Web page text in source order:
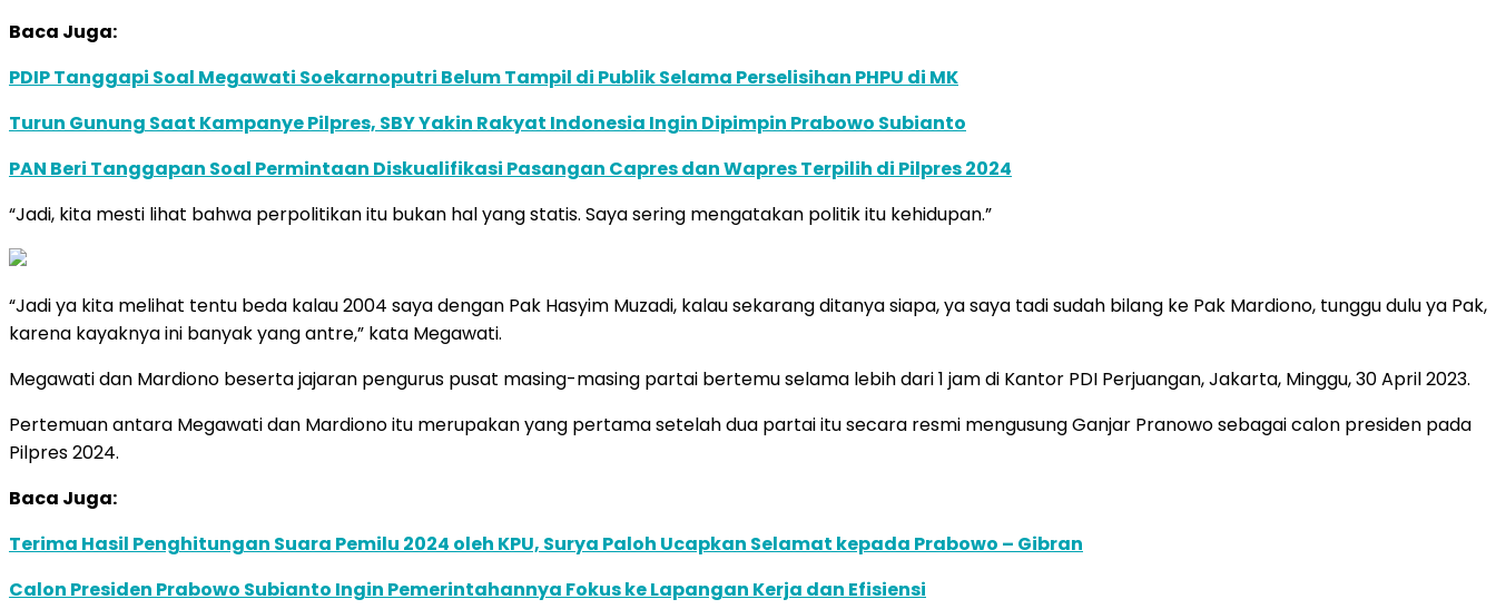
Baca Juga:
PDIP Tanggapi Soal Megawati Soekarnoputri Belum Tampil di Publik Selama Perselisihan PHPU di MK
Turun Gunung Saat Kampanye Pilpres, SBY Yakin Rakyat Indonesia Ingin Dipimpin Prabowo Subianto
PAN Beri Tanggapan Soal Permintaan Diskualifikasi Pasangan Capres dan Wapres Terpilih di Pilpres 2024
“Jadi, kita mesti lihat bahwa perpolitikan itu bukan hal yang statis. Saya sering mengatakan politik itu kehidupan.”
“Jadi ya kita melihat tentu beda kalau 2004 saya dengan Pak Hasyim Muzadi, kalau sekarang ditanya siapa, ya saya tadi sudah bilang ke Pak Mardiono, tunggu dulu ya Pak,
karena kayaknya ini banyak yang antre,” kata Megawati.
Megawati dan Mardiono beserta jajaran pengurus pusat masing-masing partai bertemu selama lebih dari 1 jam di Kantor PDI Perjuangan, Jakarta, Minggu, 30 April 2023.
Pertemuan antara Megawati dan Mardiono itu merupakan yang pertama setelah dua partai itu secara resmi mengusung Ganjar Pranowo sebagai calon presiden pada
Pilpres 2024.
Baca Juga:
Terima Hasil Penghitungan Suara Pemilu 2024 oleh KPU, Surya Paloh Ucapkan Selamat kepada Prabowo – Gibran
Calon Presiden Prabowo Subianto Ingin Pemerintahannya Fokus ke Lapangan Kerja dan Efisiensi